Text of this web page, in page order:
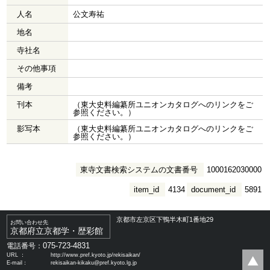
人名
公文寿祐
地名
寺社名
その他事項
備考
刊本
（東大史料編纂所ユニオンカタログへのリンクをご
参照ください。）
影写本
（東大史料編纂所ユニオンカタログへのリンクをご
参照ください。）
東寺文書検索システムの文書番号 1000162030000
document_id 5891
item_id 4134
お問い合わせ先
京都府立京都学・歴彩館
京都市左京区下鴨半木町1番地29
電話番号：075-723-4831
URL ：
http://www.pref.kyoto.jp/rekisaikan/
E-mail：
rekisaikan-kikaku@pref.kyoto.lg.jp